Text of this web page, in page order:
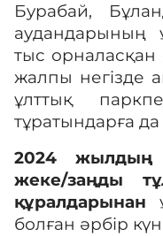
Бурабай,
аудандарының
тыс орналасқан
жалпы негізде
ұлттық
тұратындарға
2024 жылдың
жеке/заңды
құралдарынан
болған әрбір